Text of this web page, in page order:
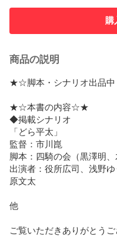
購
商品の説明
★☆脚本・シナリオ出品
★☆本書の内容☆★
◆掲載シナリオ
「どら平太」
監督：市川崑
脚本：四騎の会（黒澤明
出演者：役所広司、浅野
原文太
他
ご覧いただきありがとうご